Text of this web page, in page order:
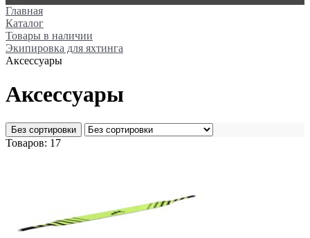
Главная
Каталог
Товары в наличии
Экипировка для яхтинга
Аксессуары
Аксессуары
Без сортировки
Товаров: 17